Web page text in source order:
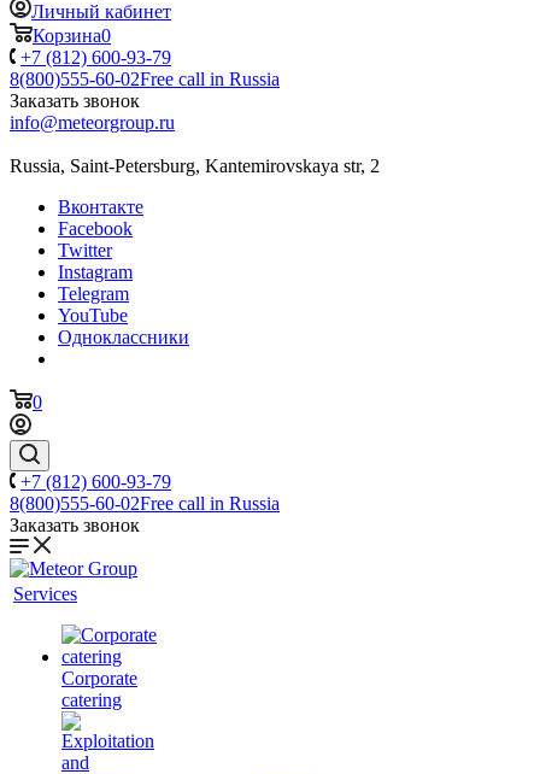
Личный кабинет
Корзина0
+7 (812) 600-93-79
8(800)555-60-02Free call in Russia
Заказать звонок
info@meteorgroup.ru
Russia, Saint-Petersburg, Kantemirovskaya str, 2
Вконтакте
Facebook
Twitter
Instagram
Telegram
YouTube
Одноклассники
0
+7 (812) 600-93-79
8(800)555-60-02Free call in Russia
Заказать звонок
Services
Corporate
catering